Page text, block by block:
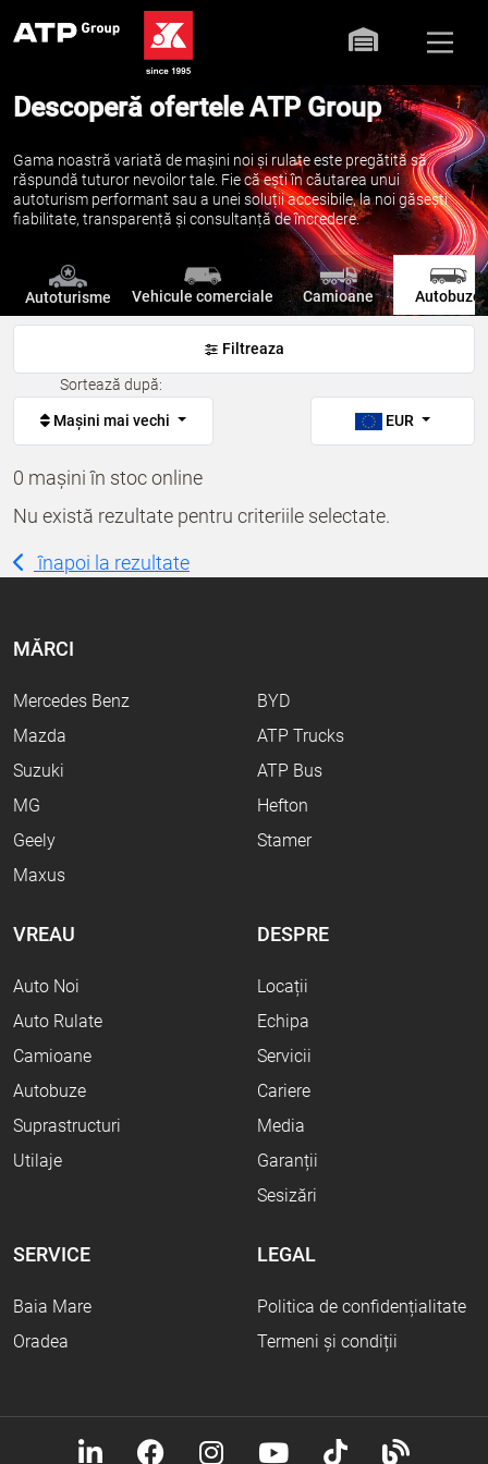
Descoperă ofertele ATP Group
Gama noastră variată de mașini noi și rulate este pregătită să
răspundă tuturor nevoilor tale. Fie că ești în căutarea unui
autoturism performant sau a unei soluții accesibile, la noi găsești
fiabilitate, transparență și consultanță de încredere.
Autoturisme Vehicule comerciale Camioane Autobuze
Filtreaza
Sortează după:
Mașini mai vechi EUR
0 mașini în stoc online
Nu există rezultate pentru criteriile selectate.
înapoi la rezultate
MĂRCI
Mercedes Benz
Mazda
Suzuki
MG
Geely
Maxus
BYD
ATP Trucks
ATP Bus
Hefton
Stamer
VREAU
Auto Noi
Auto Rulate
Camioane
Autobuze
Suprastructuri
Utilaje
DESPRE
Locații
Echipa
Servicii
Cariere
Media
Garanții
Sesizări
SERVICE
Baia Mare
Oradea
LEGAL
Politica de confidențialitate
Termeni și condiții